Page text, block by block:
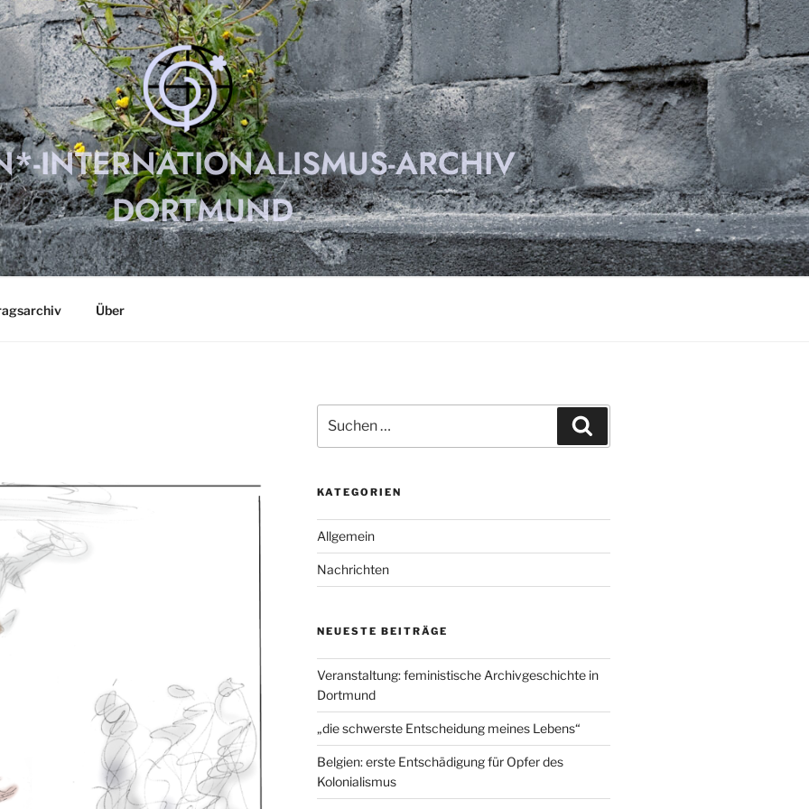
INTERNATIONALISMUS-ARCHIV
DORTMUND
Über
nach:
KATEGORIEN
Allgemein
Nachrichten
NEUESTE BEITRÄGE
Veranstaltung: feministische Archivgeschichte in
Dortmund
„die schwerste Entscheidung meines Lebens“
Belgien: erste Entschädigung für Opfer des
Kolonialismus